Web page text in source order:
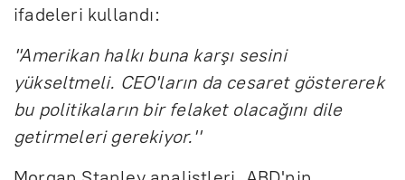
ifadeleri kullandı:
''Amerikan halkı buna karşı sesini
yükseltmeli. CEO'ların da cesaret göstererek
bu politikaların bir felaket olacağını dile
getirmeleri gerekiyor.''